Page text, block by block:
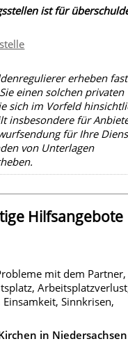
ist für
erheben fast
einen solchen privaten
sich im Vorfeld
insbesondere für
für Ihre
von Unterlagen
Hilfsangebote
mit dem Partner,
Sinnkrisen,
in Niedersachsen